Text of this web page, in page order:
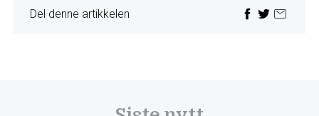
Del denne artikkelen